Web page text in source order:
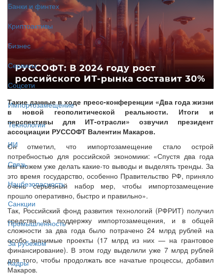
Банки и финтех
Криптоактивы
Бизнес
Сервисы
Соцсети
Импортозамещение
Технологии
ИИ
Связь
Нацбезопасность
Санкции
Промышленность
За рубежом
Кадры
Такие данные в ходе пресс-конференции «Два года жизни
в новой геополитической реальности. Итоги и
перспективы для ИТ-отрасли» озвучил президент
ассоциации РУССОФТ Валентин Макаров.
Он отметил, что импортозамещение стало острой
потребностью для российской экономики: «Спустя два года
мы можем уже делать какие-то выводы и выделять тренды. За
это время государство, особенно Правительство РФ, приняло
очень серьёзный набор мер, чтобы импортозамещение
прошло оперативно, быстро и правильно».
Так, Российский фонд развития технологий (РФРИТ) получил
средства на поддержку импортозамещения, и в общей
сложности за два года было потрачено 24 млрд рублей на
особо значимые проекты (17 млрд из них — на грантовое
финансирование). В этом году выделили уже 7 млрд рублей
для того, чтобы продолжать все начатые процессы, добавил
Макаров.